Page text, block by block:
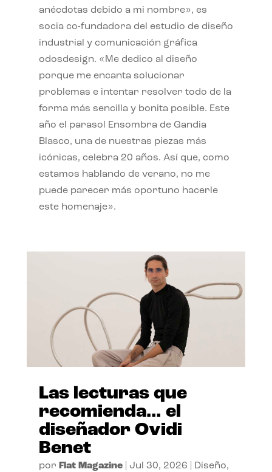
anécdotas debido a mi nombre», es
socia co-fundadora del estudio de diseño
industrial y comunicación gráfica
odosdesign. «Me dedico al diseño
porque me encanta solucionar
problemas e intentar resolver todo de la
forma más sencilla y bonita posible. Este
año el parasol Ensombra de Gandia
Blasco, una de nuestras piezas más
icónicas, celebra 20 años. Así que, como
estamos hablando de verano, no me
puede parecer más oportuno hacerle
este homenaje».
Las lecturas que
recomienda… el
diseñador Ovidi
Benet
por Flat Magazine| Jul 30, 2026 Diseño,